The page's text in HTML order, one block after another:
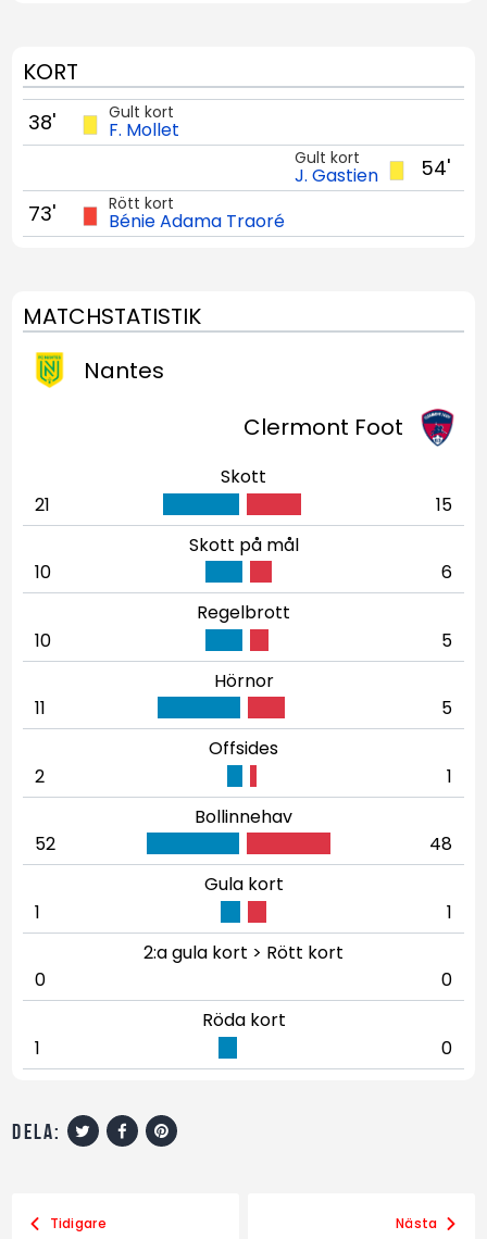
KORT
Gult kort
F. Mollet
38'
54'
Gult kort
J. Gastien
Rött kort
Bénie Adama Traoré
73'
MATCHSTATISTIK
Nantes
Clermont Foot
Skott
21
15
Skott på mål
10
6
Regelbrott
10
5
Hörnor
11
5
Offsides
2
1
Bollinnehav
52
48
Gula kort
1
1
2:a gula kort > Rött kort
0
0
Röda kort
1
0
dela:
Tidigare Nästa